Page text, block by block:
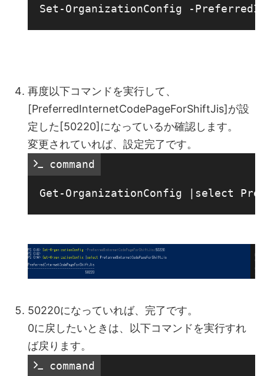
再度以下コマンドを実行して、
[PreferredInternetCodePageForShiftJis]が設
定した[50220]になっているか確認します。
変更されていれば、設定完了です。
command
50220になっていれば、完了です。
0に戻したいときは、以下コマンドを実行すれ
ば戻ります。
command